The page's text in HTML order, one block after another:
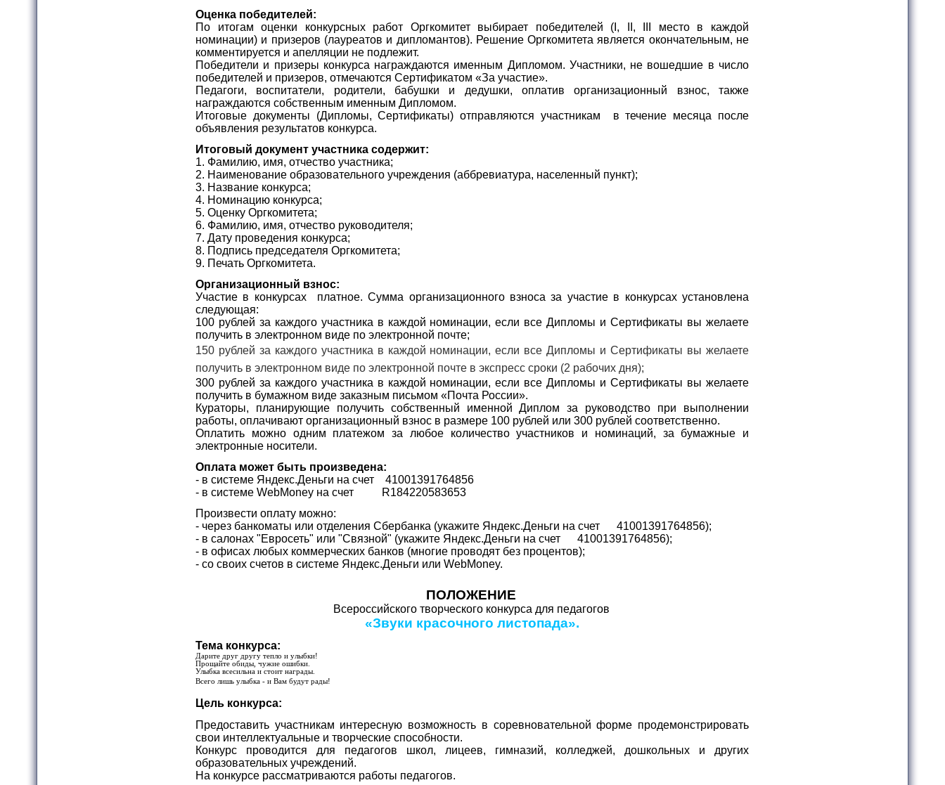
Оценка победителей:
По итогам оценки конкурсных работ Оргкомитет выбирает победителей (I, II, III место в каждой
номинации) и призеров (лауреатов и дипломантов). Решение Оргкомитета является окончательным, не
комментируется и апелляции не подлежит.
Победители и призеры конкурса награждаются именным Дипломом. Участники, не вошедшие в число
победителей и призеров, отмечаются Сертификатом «За участие».
Педагоги, воспитатели, родители, бабушки и дедушки, оплатив организационный взнос, также
награждаются собственным именным Дипломом.
Итоговые документы (Дипломы, Сертификаты) отправляются участникам в течение месяца после
объявления результатов конкурса.
Итоговый документ участника содержит:
1. Фамилию, имя, отчество участника;
2. Наименование образовательного учреждения (аббревиатура, населенный пункт);
3. Название конкурса;
4. Номинацию конкурса;
5. Оценку Оргкомитета;
6. Фамилию, имя, отчество руководителя;
7. Дату проведения конкурса;
8. Подпись председателя Оргкомитета;
9. Печать Оргкомитета.
Организационный взнос:
Участие в конкурсах платное. Сумма организационного взноса за участие в конкурсах установлена
следующая:
100 рублей за каждого участника в каждой номинации, если все Дипломы и Сертификаты вы желаете
получить в электронном виде по электронной почте;
150 рублей за каждого участника в каждой номинации, если все Дипломы и Сертификаты вы желаете
получить в электронном виде по электронной почте в экспресс сроки (2 рабочих дня);
300 рублей за каждого участника в каждой номинации, если все Дипломы и Сертификаты вы желаете
получить в бумажном виде заказным письмом «Почта России».
Кураторы, планирующие получить собственный именной Диплом за руководство при выполнении
работы, оплачивают организационный взнос в размере 100 рублей или 300 рублей соответственно.
Оплатить можно одним платежом за любое количество участников и номинаций, за бумажные и
электронные носители.
Оплата может быть произведена:
- в системе Яндекс.Деньги на счет 41001391764856
- в системе WebMoney на счет R184220583653
Произвести оплату можно:
- через банкоматы или отделения Сбербанка (укажите Яндекс.Деньги на счет 41001391764856);
- в салонах "Евросеть" или "Связной" (укажите Яндекс.Деньги на счет 41001391764856);
- в офисах любых коммерческих банков (многие проводят без процентов);
- со своих счетов в системе Яндекс.Деньги или WebMoney.
ПОЛОЖЕНИЕ
Всероссийского творческого конкурса для педагогов
«Звуки красочного листопада».
Тема конкурса:
Дарите друг другу тепло и улыбки!
Прощайте обиды, чужие ошибки.
Улыбка всесильна и стоит награды.
Всего лишь улыбка - и Вам будут рады!
Цель конкурса:
Предоставить участникам интересную возможность в соревновательной форме продемонстрировать
свои интеллектуальные и творческие способности.
Конкурс проводится для педагогов школ, лицеев, гимназий, колледжей, дошкольных и других
образовательных учреждений.
На конкурсе рассматриваются работы педагогов.